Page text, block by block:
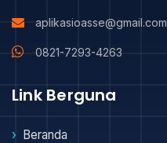
aplikasioasse@gmail.com
0821-7293-4263
Link Berguna
Beranda